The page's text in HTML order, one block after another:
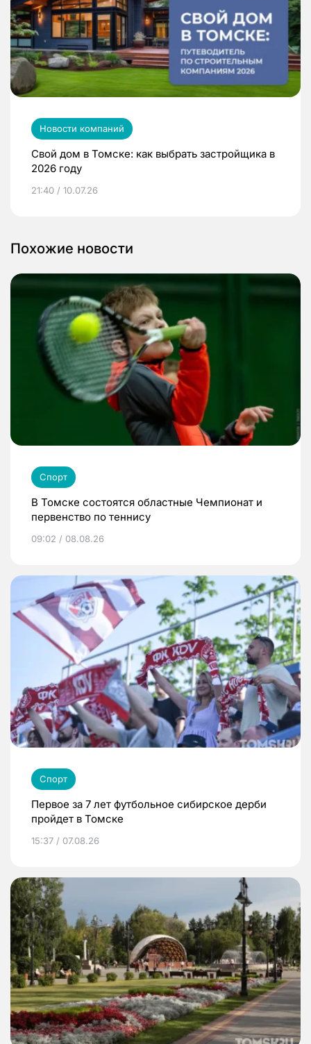
Новости компаний
Свой дом в Томске: как выбрать застройщика в
2026 году
21:40 / 10.07.26
Похожие новости
Спорт
В Томске состоятся областные Чемпионат и
первенство по теннису
09:02 / 08.08.26
Спорт
Первое за 7 лет футбольное сибирское дерби
пройдет в Томске
15:37 / 07.08.26